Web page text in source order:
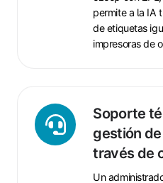
permite a la IA
de etiquetas
impresoras de
Soporte
gestión
través de
Un
Soporte
técnico
de